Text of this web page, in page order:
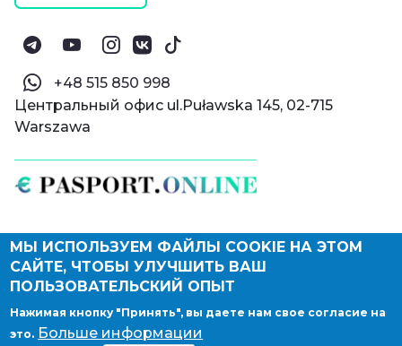
© Паспорт Онлайн 2019—2026
Политика конфиденциальности
Оферта и конфиденциальность:РФ
Правовые документы
Депонирование логотипа компании
‪+48 515 850 998‬
Центральный офис ul.Puławska 145, 02-715
Warszawa
МЫ ИСПОЛЬЗУЕМ ФАЙЛЫ COOKIE НА ЭТОМ
САЙТЕ, ЧТОБЫ УЛУЧШИТЬ ВАШ
ПОЛЬЗОВАТЕЛЬСКИЙ ОПЫТ
Нажимая кнопку "Принять", вы даете нам свое согласие на
это. Больше информации